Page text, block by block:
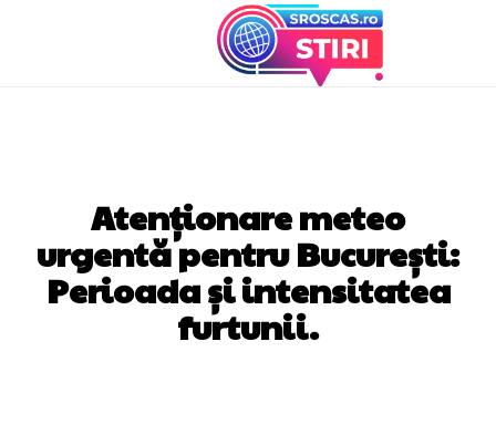
Atenționare meteo
urgentă pentru București:
Perioada și intensitatea
furtunii.